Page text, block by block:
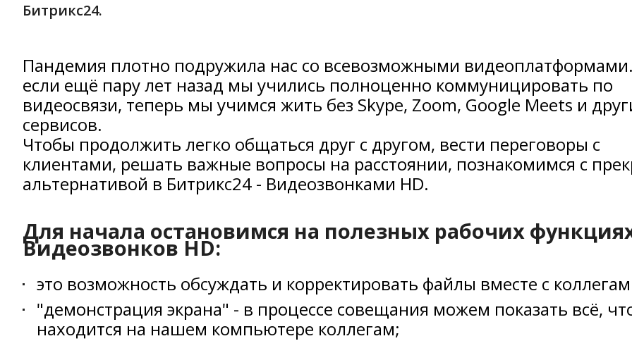
Битрикс24.
Пандемия плотно подружила нас со всевозможными
если ещё пару лет назад мы учились полноценно коммуницировать по
видеосвязи, теперь мы учимся жить без Skype, Zoom, Google Meets и
сервисов.
Чтобы продолжить легко общаться друг с другом, вести переговоры с
клиентами, решать важные вопросы на расстоянии, познакомимся с
альтернативой в Битрикс24 - Видеозвонками HD.
Для начала остановимся на полезных рабочих
Видеозвонков HD:
это возможность обсуждать и корректировать файлы вместе с
"демонстрация экрана" - в процессе совещания можем показать всё,
находится на нашем компьютере коллегам;